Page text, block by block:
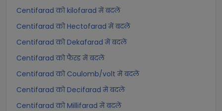
Centifarad को kilofarad में बदलें
Centifarad को Hectofarad में बदलें
Centifarad को Dekafarad में बदलें
Centifarad को फैरड में बदलें
Centifarad को Coulomb/volt में बदलें
Centifarad को Decifarad में बदलें
Centifarad को Millifarad में बदलें